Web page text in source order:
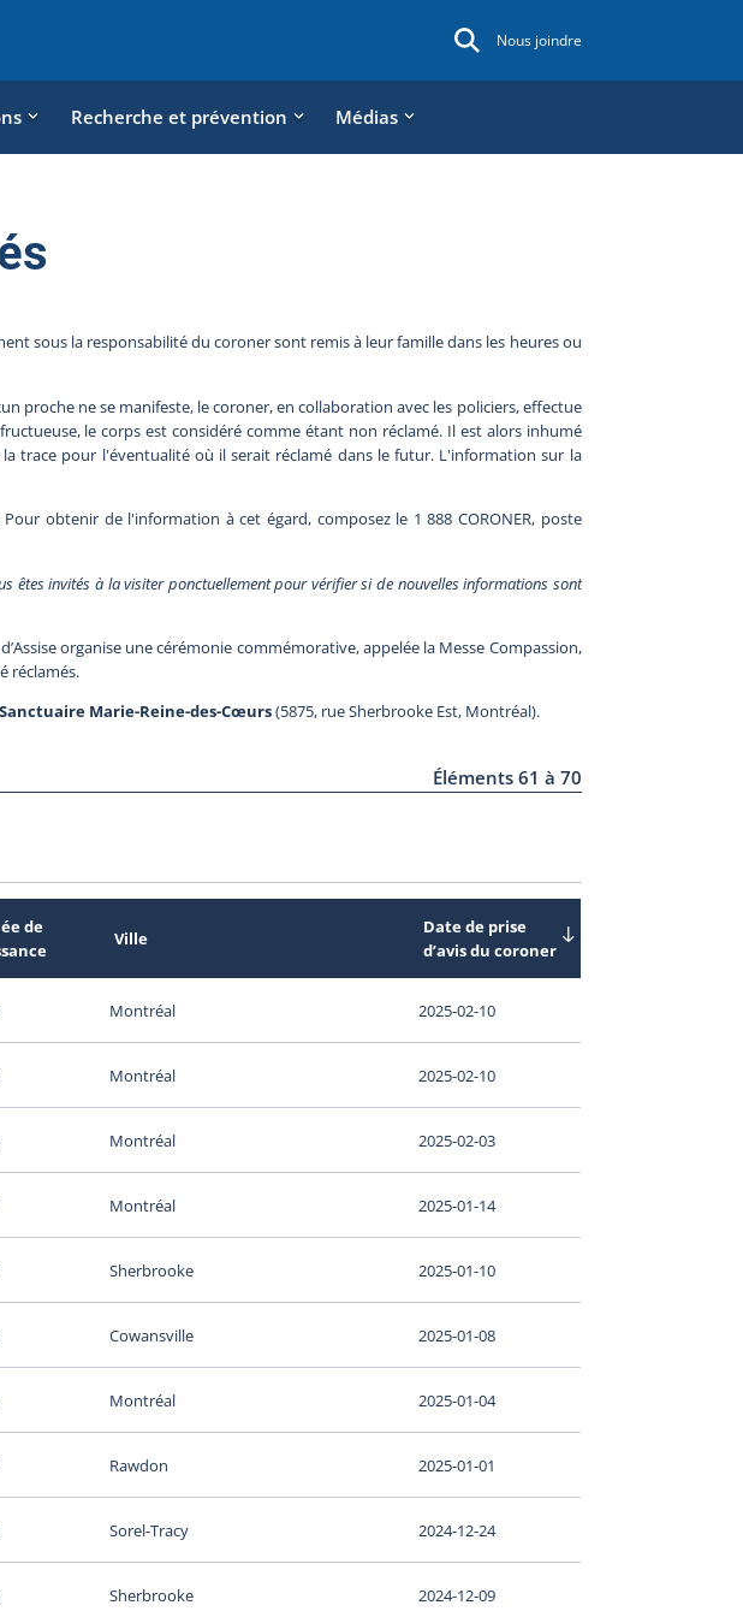
Nous joindre
Recherche et prévention Médias
sous la responsabilité du coroner sont remis à leur famille dans les heures ou
proche ne se manifeste, le coroner, en collaboration avec les policiers, effectue
le corps est considéré comme étant non réclamé. Il est alors inhumé
trace pour l'éventualité où il serait réclamé dans le futur. L'information sur la
obtenir de l'information à cet égard, composez le 1 888 CORONER, poste
êtes invités à la visiter ponctuellement pour vérifier si de nouvelles informations sont
organise une cérémonie commémorative, appelée la Messe Compassion,
réclamés.
Sanctuaire Marie-Reine-des-Cœurs(5875, rue Sherbrooke Est, Montréal).
Éléments 61 à 70
de
Ville
Date de prise
d’avis du coroner
Montréal 2025-02-10
Montréal 2025-02-10
Montréal 2025-02-03
Montréal 2025-01-14
Sherbrooke 2025-01-10
Cowansville 2025-01-08
Montréal 2025-01-04
Rawdon 2025-01-01
Sorel-Tracy 2024-12-24
Sherbrooke 2024-12-09